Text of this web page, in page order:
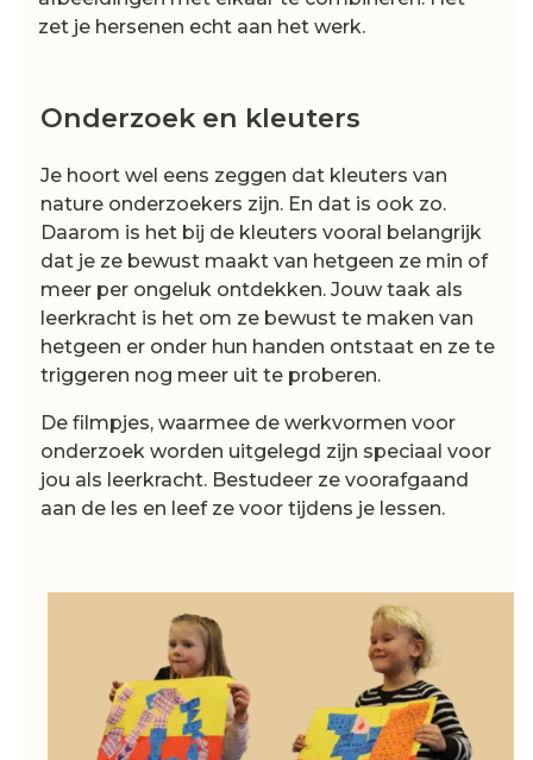
zet je hersenen echt aan het werk.
Onderzoek en kleuters
Je hoort wel eens zeggen dat kleuters van
nature onderzoekers zijn. En dat is ook zo.
Daarom is het bij de kleuters vooral belangrijk
dat je ze bewust maakt van hetgeen ze min of
meer per ongeluk ontdekken. Jouw taak als
leerkracht is het om ze bewust te maken van
hetgeen er onder hun handen ontstaat en ze te
triggeren nog meer uit te proberen.
De filmpjes, waarmee de werkvormen voor
onderzoek worden uitgelegd zijn speciaal voor
jou als leerkracht. Bestudeer ze voorafgaand
aan de les en leef ze voor tijdens je lessen.